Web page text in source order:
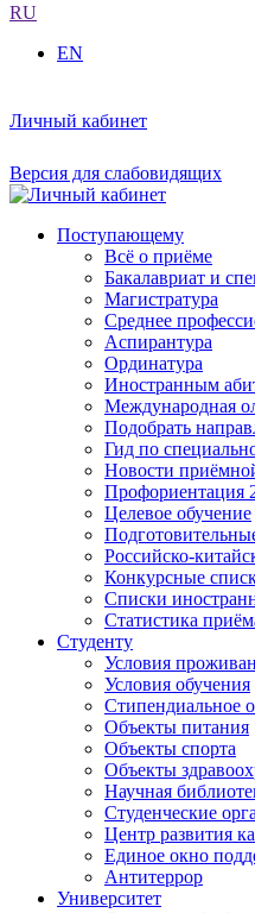
RU
EN
Личный кабинет
Версия для слабовидящих
Поступающему
Всё о приёме
Бакалавриат и
Магистратура
Среднее
Аспирантура
Ординатура
Иностранным
Международная
Подобрать
Гид по
Новости
Профориентация
Целевое обучение
Российско-
Конкурсные
Списки
Статистика
Студенту
Условия
Условия обучения
Стипендиальное
Объекты питания
Объекты спорта
Объекты
Научная
Студенческие
Центр развития
Единое окно
Антитеррор
Университет